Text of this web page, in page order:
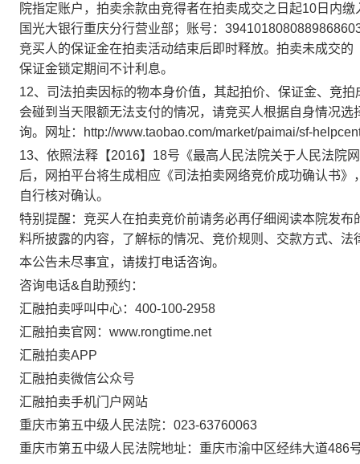
院指定账户，拍卖余款由竞得者在拍卖成交之日起10 日内
国光大银行重庆分行营业部；账号：
竞买人的保证金在拍卖活动结束后即时释放。拍卖未成交
保证金锁定期间不计利息。
12、司法拍卖因标的物本身价值，其起拍价、保证金、竞
会碰到当天限额无法支付的情况，请竞买人根据自身情况
询。网址：
http://www.taobao.com/market/paimai/sf-
13、依照法释【2016】18号《最高人民法院关于人民法院
后，网拍平台将生成相应《司法拍卖网络竞价成功确认书
自行核对确认。
特别提醒：竞买人在拍卖竞价前请务必再仔细阅读本院发
料所披露的内容，了解标的情况、竞价规则、交款方式、法
本公告未尽事宜，请拨打电话咨询。
咨询电话&自助预约：
汇融拍卖呼叫中心： 400-100-2958
汇融拍卖官网： www.rongtime.net
汇融拍卖APP
汇融拍卖微信公众号
汇融拍卖手机门户网站
重庆市第五中级人民法院： 023-63760063
重庆市第五中级人民法院地址：重庆市渝中区经纬大道486